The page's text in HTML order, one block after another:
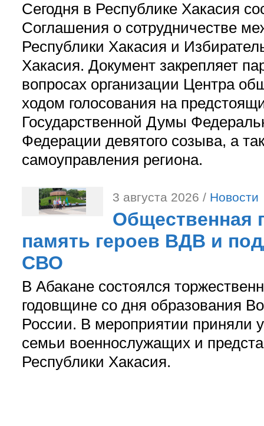
Сегодня в Республике Хакасия
Соглашения о сотрудничестве
Республики Хакасия и
Хакасия. Документ закрепляет
вопросах организации Центра
ходом голосования на
Государственной Думы
Федерации девятого созыва, а
самоуправления региона.
3 августа 2026 / Новости
Общественная
память героев ВДВ и
СВО
В Абакане состоялся
годовщине со дня образования
России. В мероприятии приняли
семьи военнослужащих и
Республики Хакасия.